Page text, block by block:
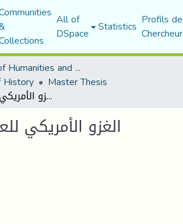
All of
DSpace Statistics Profils
Faculty of Humanities and Social Sciences
Master Thesis
الغزو الأمريكي للعراق م2003
الغزو الأمريكي